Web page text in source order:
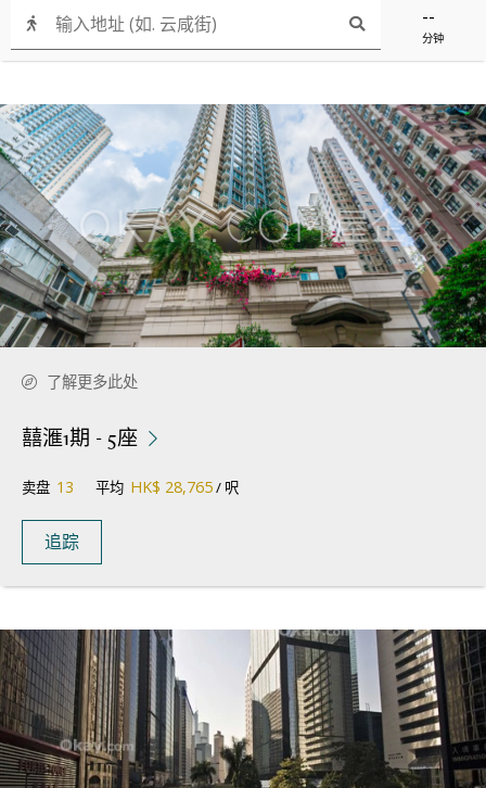
--
分钟
了解更多此处
囍滙1期 - 5座
卖盘 13 平均 HK$ 28,765/ 呎
追踪